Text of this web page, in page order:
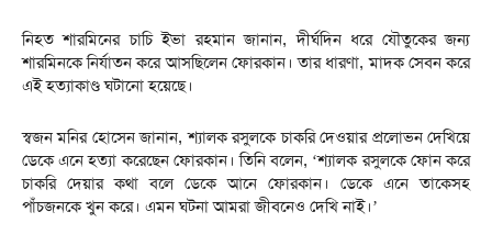
নিহত শারমিনের চাচি ইভা রহমান জানান, দীর্ঘদিন ধরে যৌতুকের জন্য
শারমিনকে নির্যাতন করে আসছিলেন ফোরকান। তার ধারণা, মাদক সেবন করে
এই হত্যাকাণ্ড ঘটানো হয়েছে।
স্বজন মনির হোসেন জানান, শ্যালক রসুলকে চাকরি দেওয়ার প্রলোভন দেখিয়ে
ডেকে এনে হত্যা করেছেন ফোরকান। তিনি বলেন, ‘শ্যালক রসুলকে ফোন করে
চাকরি দেয়ার কথা বলে ডেকে আনে ফোরকান। ডেকে এনে তাকেসহ
পাঁচজনকে খুন করে। এমন ঘটনা আমরা জীবনেও দেখি নাই।’